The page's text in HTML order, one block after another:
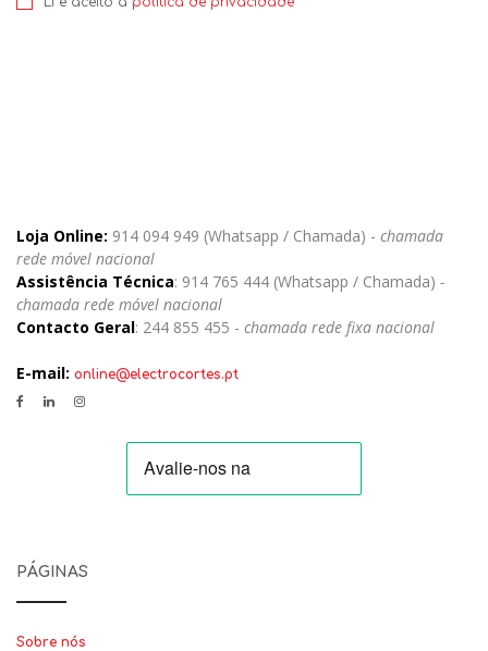
Loja Online: 914 094 949 (Whatsapp / Chamada) - chamada
rede móvel nacional
Assistência Técnica: 914 765 444 (Whatsapp / Chamada) -
chamada rede móvel nacional
Contacto Geral: 244 855 455 - chamada rede fixa nacional
E-mail: online@electrocortes.pt
PÁGINAS
Sobre nós